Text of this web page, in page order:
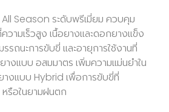
Season ระดับพรีเมี่ยม ควบคุม
วามเร็วสูง เนื้อยางและดอกยางแข็ง
รถนะการขับขี่ และอายุการใช้งานที่
งแบบ อสมมาตร เพิ่มความแม่นยำใน
างแบบ Hybrid เพื่อการขับขี่ที่
รือในยามฝนตก